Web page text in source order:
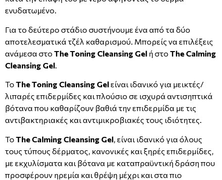
ενυδατωμένο.
Για το δεύτερο στάδιο συστήνουμε ένα από τα δύο
αποτελεσματικά τζέλ καθαρισμού. Μπορείς να επιλέξεις
ανάμεσα στο The Toning Cleansing Gel ή στο The Calming
Cleansing Gel
Το The Toning Cleansing Gelείναι ιδανικό για μεικτές/
λιπαρές επιδερμίδες και πλούσιο σε ισχυρά αντισηπτικά
βότανα που καθαρίζουν βαθιά την επιδερμίδα με τις
αντιβακτηριακές και αντιμικροβιακές τους ιδιότητες.
Το The Calming Cleansing Gel, είναι ιδανικό για όλους
τους τύπους δέρματος, κανονικές και ξηρές επιδερμίδες,
με εκχυλίσματα και βότανα με καταπραϋντική δράση που
προσφέρουν ηρεμία και θρέψη μέχρι και στα πιο